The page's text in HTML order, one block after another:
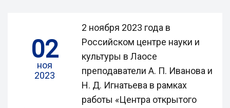
02
ноя
2023
2 ноября 2023 года в
Российском центре науки и
культуры в Лаосе
преподаватели А. П. Иванова и
Н. Д. Игнатьева в рамках
работы «Центра открытого